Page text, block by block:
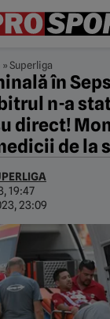
»Superliga
în
n-a
direct!
de la
19:47
23:09